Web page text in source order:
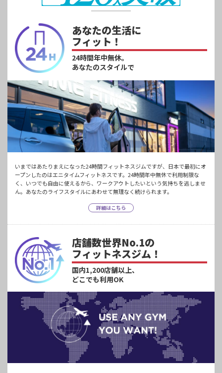
あなたの生活に
フィット！
24時間年中無休。
あなたのスタイルで
いまではあたりまえになった24時間フィットネスジムですが、日本で最初にオ
ープンしたのはエニタイムフィットネスです。24時間年中無休で利用制限な
く、いつでも自由に使えるから、ワークアウトしたいという気持ちを逃しませ
ん。あなたのライフスタイルにあわせて無理なく続けられます。
詳細はこちら
店舗数世界No.1の
フィットネスジム！
国内1,200店舗以上、
どこでも利用OK